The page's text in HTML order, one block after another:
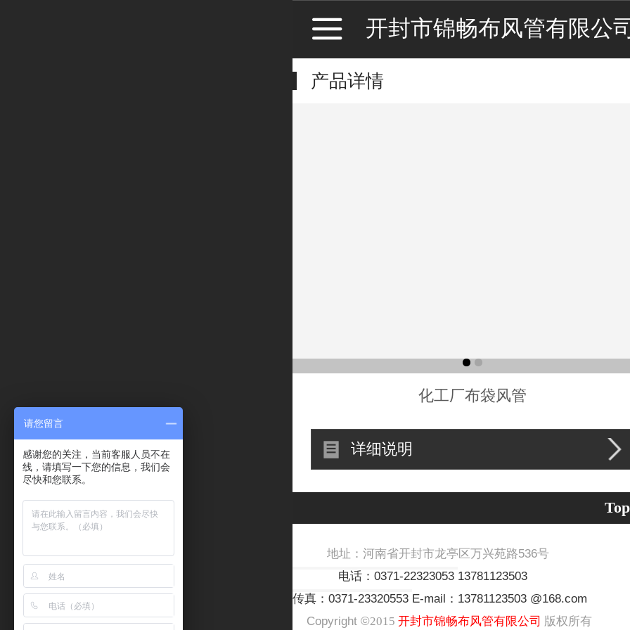
开封市锦畅布风管有限公
产品详情
化工厂布袋风管
详细说明
Top
地址：河南省开封市龙亭区万兴苑路536号
电话：0371-22323053 13781123503
传真：0371-23320553 E-mail：13781123503 @168.com
Copyright ©2015 开封市锦畅布风管有限公司 版权所有
请您留言
感谢您的关注，当前客服人员不在
线，请填写一下您的信息，我们会
尽快和您联系。